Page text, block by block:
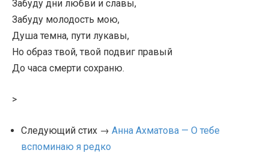
Забуду дни любви и славы,
Забуду молодость мою,
Душа темна, пути лукавы,
Но образ твой, твой подвиг правый
До часа смерти сохраню.
>
Следующий стих → Анна Ахматова — О тебе
вспоминаю я редко